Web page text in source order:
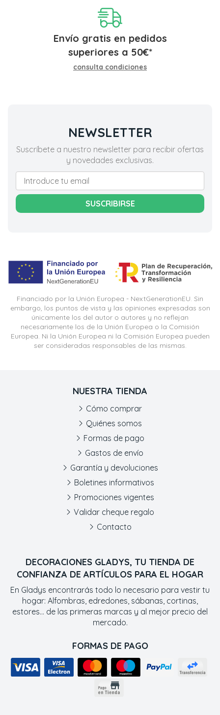
Envío gratis en pedidos
superiores a 50€*
consulta condiciones
NEWSLETTER
Suscríbete a nuestro newsletter para recibir ofertas
y novedades exclusivas.
SUSCRIBIRSE
Financiado por la Unión Europea - NextGenerationEU. Sin
embargo, los puntos de vista y las opiniones expresadas son
únicamente los del autor o autores y no reflejan
necesariamente los de la Unión Europea o la Comisión
Europea. Ni la Unión Europea ni la Comisión Europea pueden
ser consideradas responsables de las mismas.
DECORACIONES GLADYS, TU TIENDA DE
CONFIANZA DE ARTÍCULOS PARA EL HOGAR
En Gladys encontrarás todo lo necesario para vestir tu
hogar: Alfombras, edredones, sábanas, cortinas,
estores... de las primeras marcas y al mejor precio del
mercado.
FORMAS DE PAGO
NUESTRA TIENDA
Cómo comprar
Quiénes somos
Formas de pago
Gastos de envío
Garantía y devoluciones
Boletines informativos
Promociones vigentes
Validar cheque regalo
Contacto